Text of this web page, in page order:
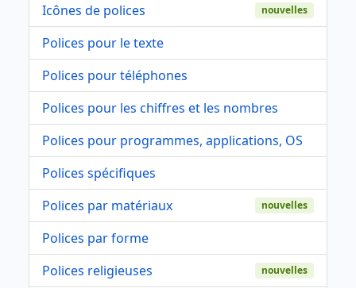
Icônes de polices nouvelles
Polices pour le texte
Polices pour téléphones
Polices pour les chiffres et les nombres
Polices pour programmes, applications, OS
Polices spécifiques
Polices par matériaux
nouvelles
Polices par forme
Polices religieuses
nouvelles